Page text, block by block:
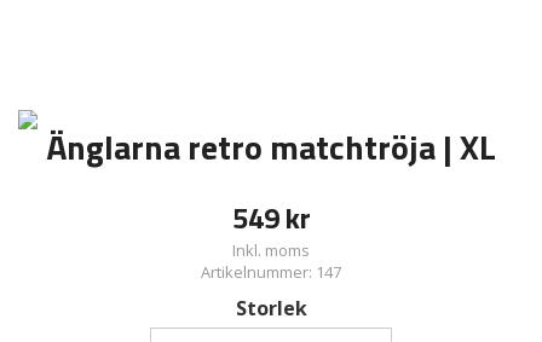
Änglarna retro matchtröja | XL
549kr
Inkl. moms
Artikelnummer: 147
Storlek